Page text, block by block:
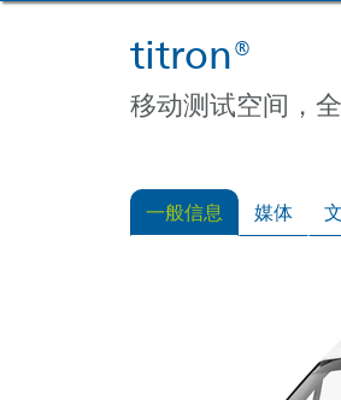
跳转到内容 [AK + 0]
跳转到图标菜单 [AK + 1]
跳转到右侧的小部件菜单 [AK + 2]
跳转到页脚菜单底部（停靠到浏览器... [AK +
跳转到页脚内容 [AK + 4]
titron®
移动测试空间，
一般信息 媒体